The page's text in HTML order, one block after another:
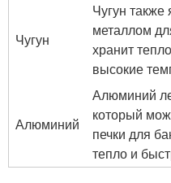
Чугун
Чугун
металлом
хранит
высокие
Алюминий
Алюминий
который
печки для
тепло и